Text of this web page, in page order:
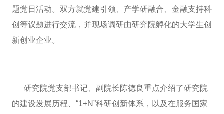
题党日活动。双方就党建引领、产学研融合、金融支持科
创等议题进行交流，并现场调研由研究院孵化的大学生创
新创业企业。
研究院党支部书记、副院长陈德良重点介绍了研究院
的建设发展历程、“1+N”科研创新体系，以及在服务国家